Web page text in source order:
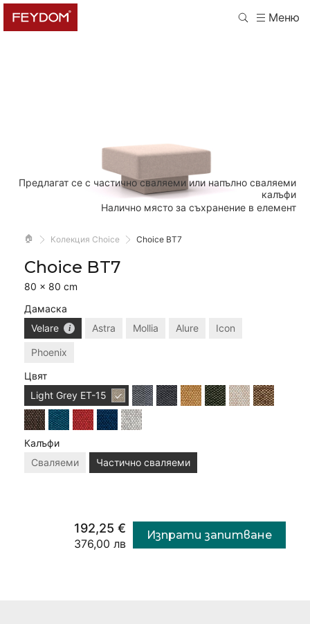
Меню
Предлагат се с частично сваляеми или напълно сваляеми
калъфи
Налично място за съхранение в елемент
🏠 Колекция Choice Choice BT7
Choice BT7
80 × 80 cm
Дамаска
Velare
Astra Mollia Alure Icon
Phoenix
Цвят
Light Grey ET-15
Калъфи
Сваляеми
Частично сваляеми
192,25 €
376,00 лв
Изпрати запитване